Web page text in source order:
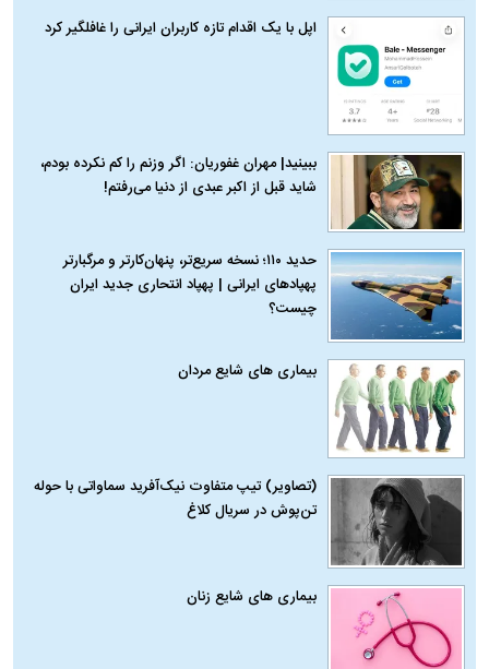
اپل با یک اقدام تازه کاربران ایرانی را غافلگیر کرد
ببینید| مهران غفوریان: اگر وزنم را کم نکرده بودم،
شاید قبل از اکبر عبدی از دنیا می‌رفتم!
حدید ۱۱۰؛ نسخه سریع‌تر، پنهان‌کارتر و مرگبارتر
پهپادهای ایرانی | پهپاد انتحاری جدید ایران
چیست؟
بیماری‌ های شایع مردان
(تصاویر) تیپ متفاوت نیک‌آفرید سماواتی با حوله
تن‌پوش در سریال کلاغ
بیماری‌ های شایع زنان